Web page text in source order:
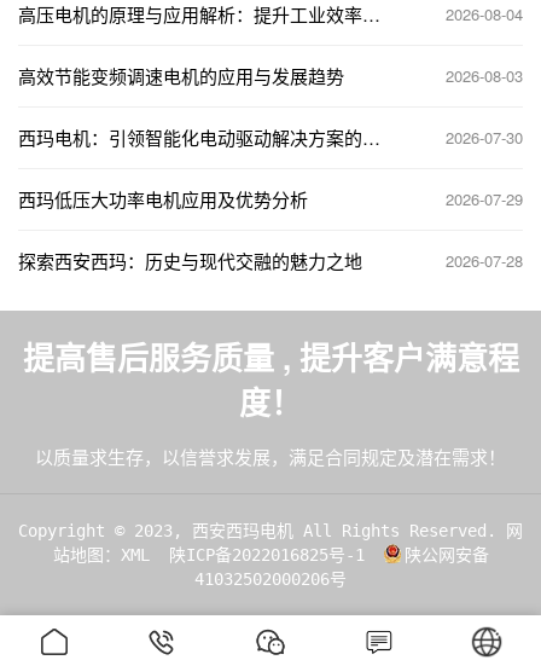
高压电机的原理与应用解析：提升工业效率的
2026-08-04
高效节能变频调速电机的应用与发展趋势 2026-08-03
西玛电机：引领智能化电动驱动解决方案的创
2026-07-30
西玛低压大功率电机应用及优势分析 2026-07-29
探索西安西玛：历史与现代交融的魅力之地 2026-07-28
提高售后服务质量 , 提升客户满意程
度！
以质量求生存，以信誉求发展，满足合同规定及潜在需求！
Copyright © 2023, 西安西玛电机 All Rights Reserved.
网
站地图：XML
陕ICP备2022016825号-1
陕公网安备
41032502000206号